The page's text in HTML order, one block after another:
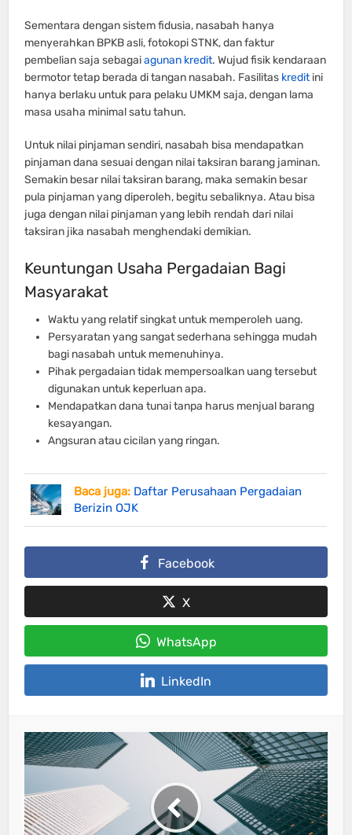
Sementara dengan sistem fidusia, nasabah hanya
menyerahkan BPKB asli, fotokopi STNK, dan faktur
pembelian saja sebagaiagunan kredit. Wujud fisik kendaraan
bermotor tetap berada di tangan nasabah. Fasilitas kreditini
hanya berlaku untuk para pelaku UMKM saja, dengan lama
masa usaha minimal satu tahun.
Untuk nilai pinjaman sendiri, nasabah bisa mendapatkan
pinjaman dana sesuai dengan nilai taksiran barang jaminan.
Semakin besar nilai taksiran barang, maka semakin besar
pula pinjaman yang diperoleh, begitu sebaliknya. Atau bisa
juga dengan nilai pinjaman yang lebih rendah dari nilai
taksiran jika nasabah menghendaki demikian.
Keuntungan Usaha Pergadaian Bagi
Masyarakat
Waktu yang relatif singkat untuk memperoleh uang.
Persyaratan yang sangat sederhana sehingga mudah
bagi nasabah untuk memenuhinya.
Pihak pergadaian tidak mempersoalkan uang tersebut
digunakan untuk keperluan apa.
Mendapatkan dana tunai tanpa harus menjual barang
kesayangan.
Angsuran atau cicilan yang ringan.
Baca juga: Daftar Perusahaan Pergadaian
Berizin OJK
Facebook
X
WhatsApp
LinkedIn